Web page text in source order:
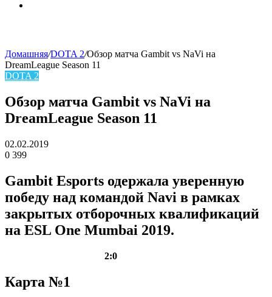
skin
Домашняя/DOTA 2/Обзор матча Gambit vs NaVi на
DreamLeague Season 11
DOTA 2
Обзор матча Gambit vs NaVi на
DreamLeague Season 11
02.02.2019
0 399
Gambit Esports одержала уверенную
победу над командой Navi в рамках
закрытых отборочных квалификаций
на ESL One Mumbai 2019.
2:0
Карта №1